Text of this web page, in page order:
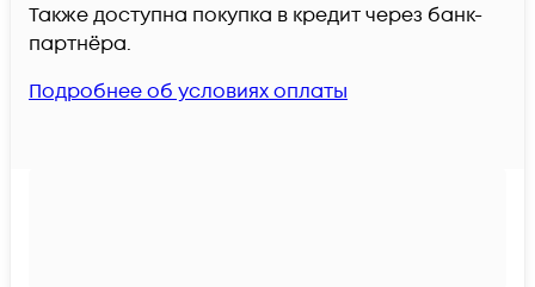
Также доступна покупка в кредит через банк-
партнёра.
Подробнее об условиях оплаты